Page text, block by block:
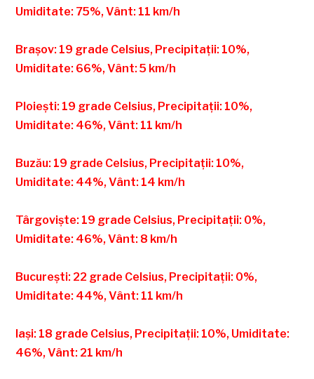
Umiditate: 75%, Vânt: 11 km/h
Brașov: 19 grade Celsius, Precipitații: 10%,
Umiditate: 66%, Vânt: 5 km/h
Ploiești: 19 grade Celsius, Precipitații: 10%,
Umiditate: 46%, Vânt: 11 km/h
Buzău: 19 grade Celsius, Precipitații: 10%,
Umiditate: 44%, Vânt: 14 km/h
Târgoviște: 19 grade Celsius, Precipitații: 0%,
Umiditate: 46%, Vânt: 8 km/h
București: 22 grade Celsius, Precipitații: 0%,
Umiditate: 44%, Vânt: 11 km/h
Iași: 18 grade Celsius, Precipitații: 10%, Umiditate:
46%, Vânt: 21 km/h